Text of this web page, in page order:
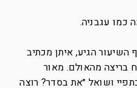
כמו עגבניה.
הגיע, איתן מכתיב
בריצה מהאולם. מאור
ושואל ״את בסדר? רוצה